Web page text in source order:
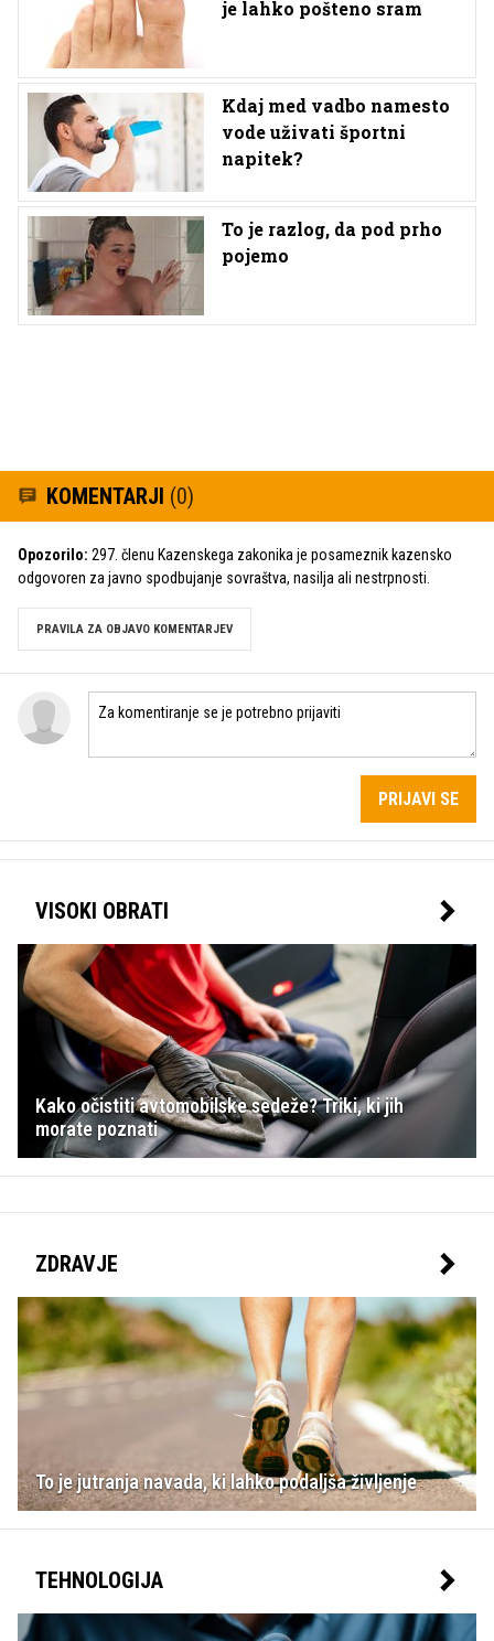
je lahko pošteno sram
Kdaj med vadbo namesto
vode uživati športni
napitek?
To je razlog, da pod prho
pojemo
KOMENTARJI (0)
Opozorilo: 297. členu Kazenskega zakonika je posameznik kazensko
odgovoren za javno spodbujanje sovraštva, nasilja ali nestrpnosti.
PRAVILA ZA OBJAVO KOMENTARJEV
PRIJAVI SE
VISOKI OBRATI
Kako očistiti avtomobilske sedeže? Triki, ki jih
morate poznati
ZDRAVJE
To je jutranja navada, ki lahko podaljša življenje
TEHNOLOGIJA